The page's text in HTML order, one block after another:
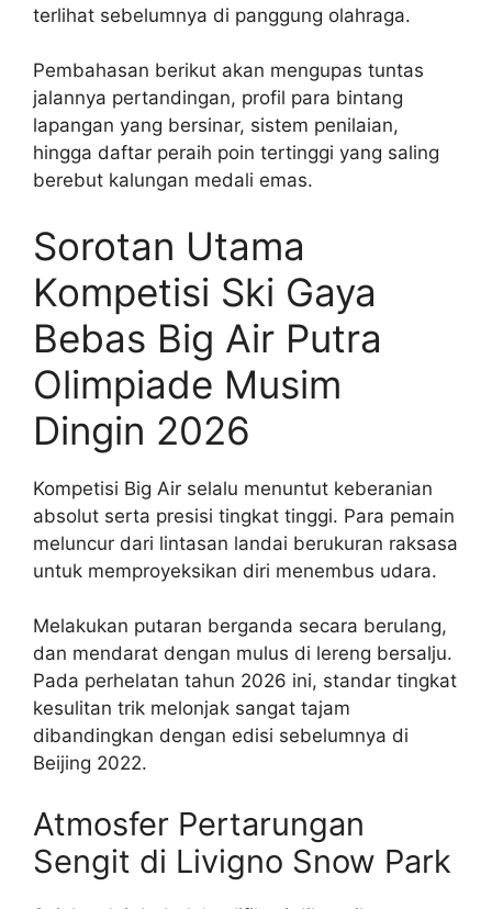
terlihat sebelumnya di panggung olahraga.
Pembahasan berikut akan mengupas tuntas
jalannya pertandingan, profil para bintang
lapangan yang bersinar, sistem penilaian,
hingga daftar peraih poin tertinggi yang saling
berebut kalungan medali emas.
Sorotan Utama
Kompetisi Ski Gaya
Bebas Big Air Putra
Olimpiade Musim
Dingin 2026
Kompetisi Big Air selalu menuntut keberanian
absolut serta presisi tingkat tinggi. Para pemain
meluncur dari lintasan landai berukuran raksasa
untuk memproyeksikan diri menembus udara.
Melakukan putaran berganda secara berulang,
dan mendarat dengan mulus di lereng bersalju.
Pada perhelatan tahun 2026 ini, standar tingkat
kesulitan trik melonjak sangat tajam
dibandingkan dengan edisi sebelumnya di
Beijing 2022.
Atmosfer Pertarungan
Sengit di Livigno Snow Park